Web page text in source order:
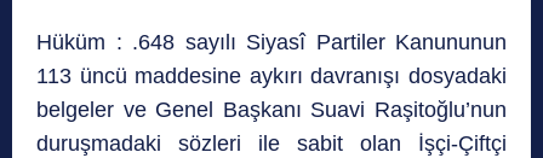
Hüküm : .648 sayılı Siyasî Partiler Kanununun
113 üncü maddesine aykırı davranışı dosyadaki
belgeler ve Genel Başkanı Suavi Raşitoğlu’nun
duruşmadaki sözleri ile sabit olan İşçi-Çiftçi